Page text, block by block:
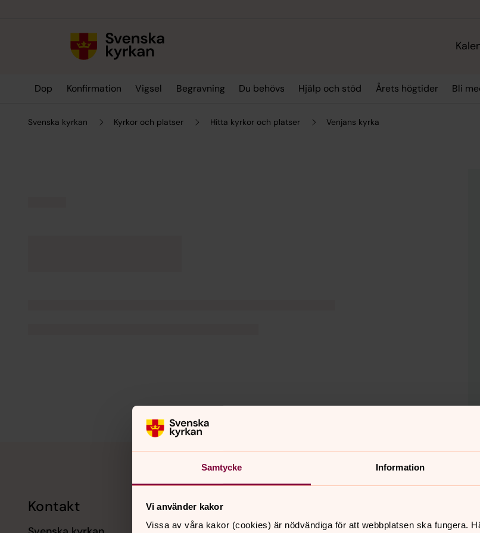
Samtycke Information
Vi använder kakor
Vissa av våra kakor (cookies) är nödvändiga för att webbplatsen ska fungera.
Dop Konfirmation Vigsel Begravning Du behövs Hjälp och stöd Årets högtider Bli
Svenska kyrkan Kyrkor och platser Hitta kyrkor och platser Venjans kyrka
Kontakt Kalender